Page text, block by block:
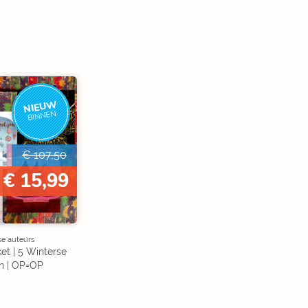
NIEUW
BINNEN
€ 107,50
€ 15,99
auteurs
| 5 Winterse
| OP=OP